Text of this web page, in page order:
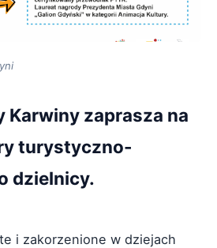
Karwiny zaprasza na
turystyczno-
dzielnicy.
i zakorzenione w dziejach